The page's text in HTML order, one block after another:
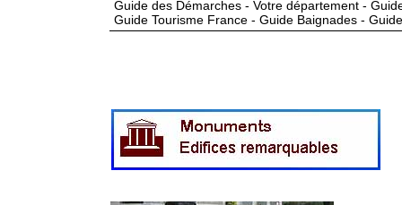
Guide des Démarches - Votre département -
Guide Tourisme France - Guide Baignades -